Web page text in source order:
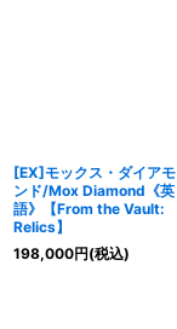
[EX]モックス・ダイアモ
ンド/Mox Diamond《英
語》【From the Vault:
Relics】
198,000円(税込)